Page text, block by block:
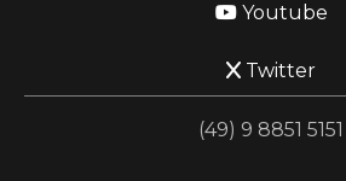
Youtube
Twitter
(49) 9 8851 5151